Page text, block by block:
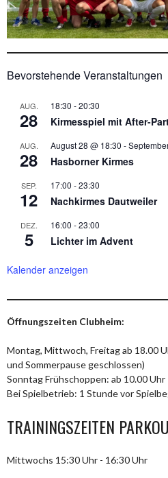
Bevorstehende Veranstaltungen
AUG.
28
18:30 -20:30
Kirmesspiel mit After-
AUG.
28
August 28 @ 18:30 -
Hasborner Kirmes
SEP.
12
17:00 -23:30
Nachkirmes Dautweiler
DEZ.
5
16:00 -23:00
Lichter im Advent
Kalender anzeigen
Öffnungszeiten Clubheim:
Montag, Mittwoch, Freitag ab 18.00
und Sommerpause geschlossen)
Sonntag Frühschoppen: ab 10.00 Uhr
Bei Spielbetrieb: 1 Stunde vor
TRAININGSZEITEN
Mittwochs 15:30 Uhr - 16:30 Uhr